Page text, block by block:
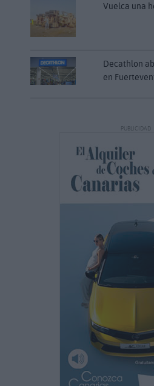
Vuelca una
Decathlon
en
PUBLICIDAD